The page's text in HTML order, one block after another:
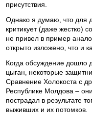
присутствия.
Однако я думаю, что для
критикует (даже жестко)
не привел в пример
открыто изложено, что и
Когда обсуждение дошло
цыган, некоторые
Сравнение Холокоста с
Республике Молдова –
пострадал в результате
выживших и их потомков.